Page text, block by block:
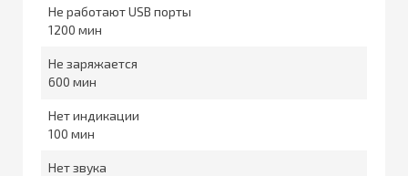
Не работают USB порты
1200
Не заряжается
600
Нет индикации
100
Нет звука